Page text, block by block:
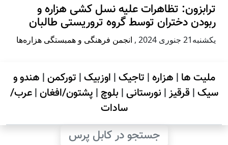
ترابزون: تظاهرات علیه نسل کشی هزاره و
ربودن دختران توسط گروه تروریستی طالبان
يكشنبه21 جنوری 2024 , انجمن فرهنگی و همبستگی هزاره‌ها
ملیت ها | هزاره| تاجیک| اوزبیک| تورکمن| هندو و
سیک| قرقیز| نورستانی| بلوچ | پشتون/افغان|عرب/
سادات
جستجو در کابل پرس